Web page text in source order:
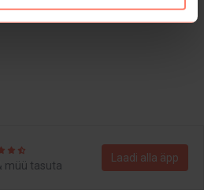
müü tasuta
Laadi alla äpp